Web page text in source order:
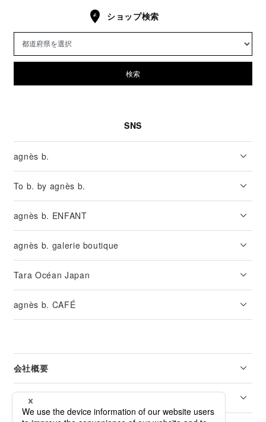
ショップ検索
検索
SNS
agnès b.
To b. by agnès b.
agnès b. ENFANT
agnès b. galerie boutique
Tara Océan Japan
agnès b. CAFÉ
会社概要
リーガル